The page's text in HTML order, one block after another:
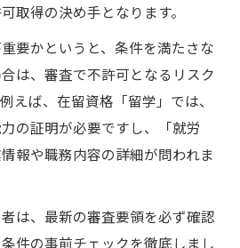
取得の決め手となります。
要かというと、条件を満たさな
は、審査で不許可となるリスク
えば、在留資格「留学」では、
の証明が必要ですし、「就労
報や職務内容の詳細が問われま
は、最新の審査要領を必ず確認
件の事前チェックを徹底しまし